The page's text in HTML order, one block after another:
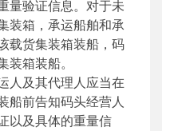
量验证信息。对于未
装箱，承运船舶和承
载货集装箱装船，码
箱装船。
人及其代理人应当在
船前告知码头经营人
以及具体的重量信